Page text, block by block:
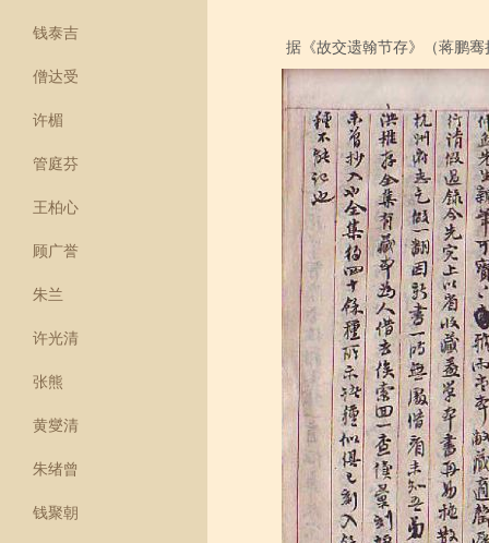
钱泰吉
僧达受
许楣
管庭芬
王柏心
顾广誉
朱兰
许光清
张熊
黄燮清
朱绪曾
钱聚朝
据《故交遗翰节存》（蒋鹏